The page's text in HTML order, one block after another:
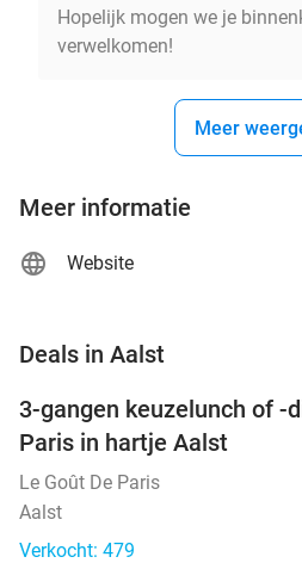
Hopelijk mogen we je
verwelkomen!
Meer
Meer informatie
Website
Deals in Aalst
3-gangen keuzelunch of -
Paris in hartje Aalst
Le Goût De Paris
Aalst
Verkocht: 479